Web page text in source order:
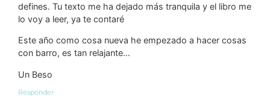
defines. Tu texto me ha dejado más tranquila y el libro me
lo voy a leer, ya te contaré
Este año como cosa nueva he empezado a hacer cosas
con barro, es tan relajante…
Un Beso
Responder